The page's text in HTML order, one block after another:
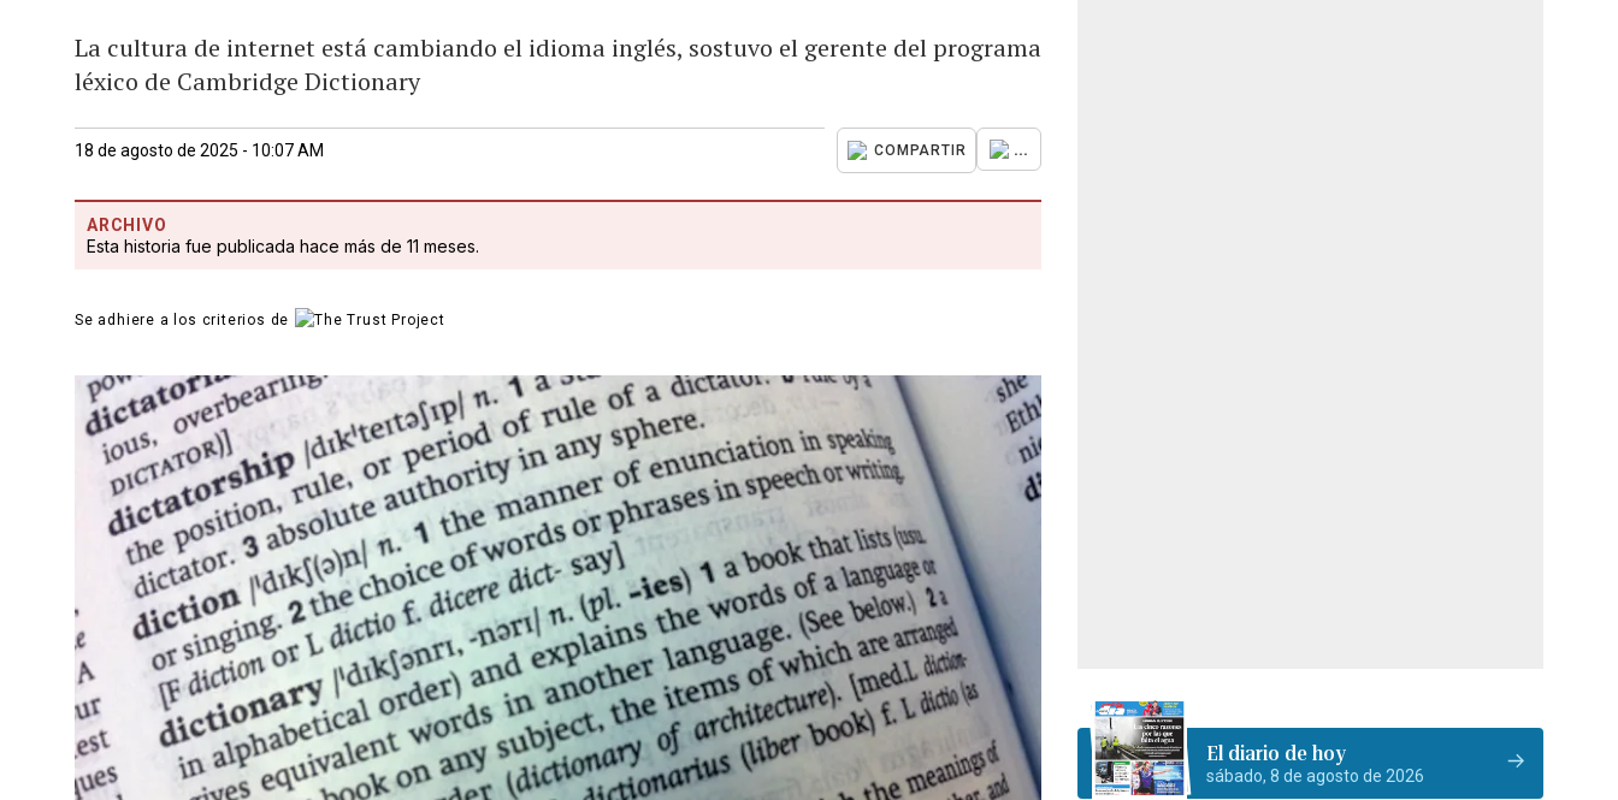
La cultura de internet está cambiando el idioma inglés, sostuvo el gerente del programa
léxico de Cambridge Dictionary
18 de agosto de 2025 - 10:07 AM COMPARTIR ...
ARCHIVO
Esta historia fue publicada hace más de 11 meses.
Se adhiere a los criterios de
El diario de hoy
sábado, 8 de agosto de 2026